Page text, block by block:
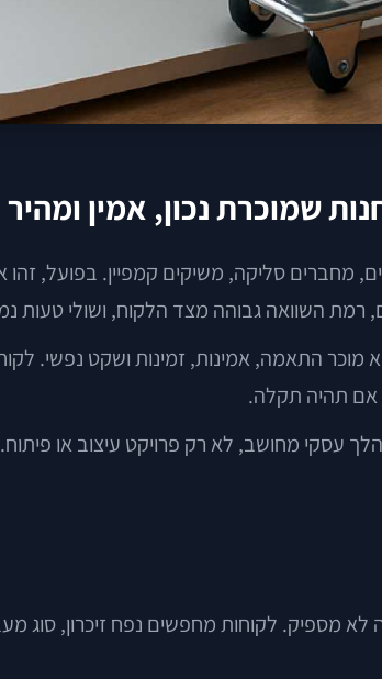
שמוכרת נכון, אמין ומהיר
מחברים סליקה, משיקים קמפיין. בפועל,
רמת השוואה גבוהה מצד הלקוח, ושולי טעות
אם תהיה תקלה.
עסקי מחושב, לא רק פרויקט עיצוב או